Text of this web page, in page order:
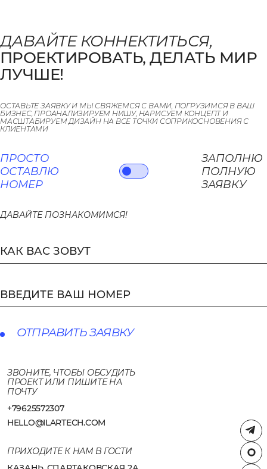
ДАВАЙТЕ КОННЕКТИТЬСЯ,
ПРОЕКТИРОВАТЬ, ДЕЛАТЬ МИР
ЛУЧШЕ!
ОСТАВЬТЕ ЗАЯВКУ И МЫ СВЯЖЕМСЯ С ВАМИ, ПОГРУЗИМСЯ В ВАШ
БИЗНЕС, ПРОАНАЛИЗИРУЕМ НИШУ, НАРИСУЕМ КОНЦЕПТ И
МАСШТАБИРУЕМ ДИЗАЙН НА ВСЕ ТОЧКИ СОПРИКОСНОВЕНИЯ С
КЛИЕНТАМИ
ПРОСТО
ОСТАВЛЮ
НОМЕР
ЗАПОЛНЮ
ПОЛНУЮ
ЗАЯВКУ
ДАВАЙТЕ ПОЗНАКОМИМСЯ!
КАК ВАС ЗОВУТ
ВВЕДИТЕ ВАШ НОМЕР
ОТПРАВИТЬ ЗАЯВКУ
ЗВОНИТЕ, ЧТОБЫ ОБСУДИТЬ
ПРОЕКТ ИЛИ ПИШИТЕ НА
ПОЧТУ
+79625572307
HELLO@ILARTECH.COM
ПРИХОДИТЕ К НАМ В ГОСТИ